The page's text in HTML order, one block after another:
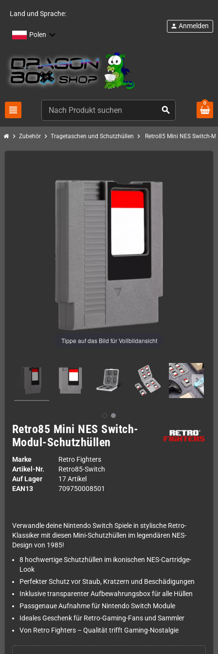
Land und Sprache:
Polen
view_headline search
person Anmelden
0
chevron_right Zubehör chevron_right Tragetaschen und Schutzhüllen chevron_right Retro85 Mini NES Switch-
Tippe auf das Bild für Vollbildansicht
Retro85 Mini NES Switch-
Modul-Schutzhüllen
Marke
Retro Fighters
Artikel-Nr.
Retro85-Switch
Auf Lager
17 Artikel
EAN13
709750008501
Verwandle deine Nintendo Switch Spiele in stylische Retro-
Klassiker mit diesen Mini-Schutzhüllen im legendären NES-
Design von 1985!
8 hochwertige Schutzhüllen im ikonischen NES-Cartridge-
Look
Perfekter Schutz vor Staub, Kratzern und Beschädigungen
Inklusive transparenter Aufbewahrungsbox für alle Hüllen
Passgenaue Aufnahme für Nintendo Switch Module
Ideales Geschenk für Retro-Gaming-Fans und Sammler
Von Retro Fighters – Qualität trifft Gaming-Nostalgie